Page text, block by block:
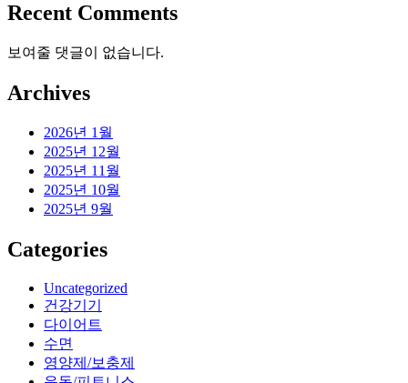
Recent Comments
보여줄 댓글이 없습니다.
Archives
2026년 1월
2025년 12월
2025년 11월
2025년 10월
2025년 9월
Categories
Uncategorized
건강기기
다이어트
수면
영양제/보충제